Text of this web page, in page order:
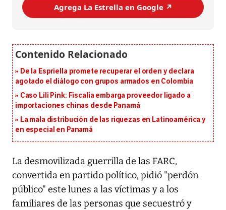
Agrega La Estrella en Google ↗️
De la Espriella promete recuperar el orden y declara
agotado el diálogo con grupos armados en Colombia
Caso Lili Pink: Fiscalía embarga proveedor ligado a
importaciones chinas desde Panamá
La mala distribución de las riquezas en Latinoamérica y
en especial en Panamá
La desmovilizada guerrilla de las FARC,
convertida en partido político, pidió "perdón
público" este lunes a las víctimas y a los
familiares de las personas que secuestró y